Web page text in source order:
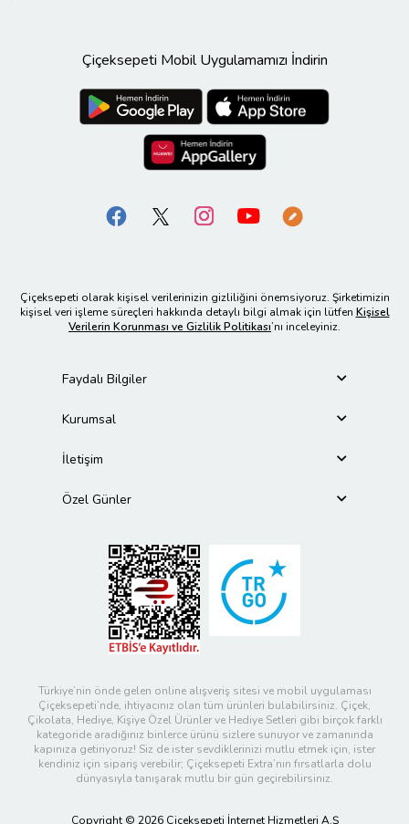
Çiçeksepeti Mobil Uygulamamızı İndirin
Çiçeksepeti olarak kişisel verilerinizin gizliliğini önemsiyoruz. Şirketimizin
kişisel veri işleme süreçleri hakkında detaylı bilgi almak için lütfen Kişisel
Verilerin Korunması ve Gizlilik Politikası’nı inceleyiniz.
Faydalı Bilgiler
Kurumsal
İletişim
Özel Günler
Türkiye’nin önde gelen online alışveriş sitesi ve mobil uygulaması
Çiçeksepeti’nde, ihtiyacınız olan tüm ürünleri bulabilirsiniz. Çiçek,
Çikolata, Hediye, Kişiye Özel Ürünler ve Hediye Setleri gibi birçok farklı
kategoride aradığınız binlerce ürünü sizlere sunuyor ve zamanında
kapınıza getiriyoruz! Siz de ister sevdiklerinizi mutlu etmek için, ister
kendiniz için sipariş verebilir; Çiçeksepeti Extra’nın fırsatlarla dolu
dünyasıyla tanışarak mutlu bir gün geçirebilirsiniz.
Copyright © 2026 Çiçeksepeti İnternet Hizmetleri A.Ş